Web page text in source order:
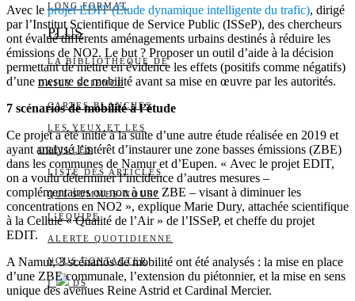
LONG FORMAT
PLUS
LA BIBLIOTHÈQUE DE
DAILY SCIENCE
CARTES BLANCHES
LES YEUX ET LES
OREILLES
LISTE DES ARTICLES
QUI SOMMES-NOUS?
L’ÉQUIPE
ALERTE QUOTIDIENNE
NOUS CONTACTER
I DS
Avec le projet EDIT (Étude dynamique intelligente du trafic), dirigé
par l’Institut Scientifique de Service Public (ISSeP), des chercheurs
ont évalué différents aménagements urbains destinés à réduire les
émissions de NO2. Le but ? Proposer un outil d’aide à la décision
permettant de mettre en évidence les effets (positifs comme négatifs)
d’une mesure de mobilité avant sa mise en œuvre par les autorités.
7 scénarios de mobilité à l’étude
Ce projet a été initié à la suite d’une autre étude réalisée en 2019 et
ayant analysé l’intérêt d’instaurer une zone basses émissions (ZBE)
dans les communes de Namur et d’Eupen. « Avec le projet EDIT,
on a voulu déterminer l’incidence d’autres mesures –
complémentaires ou non à une ZBE – visant à diminuer les
concentrations en NO2 », explique Marie Dury, attachée scientifique
à la Cellule « Qualité de l’Air » de l’ISSeP, et cheffe du projet
EDIT.
A Namur, 3 scénarios de mobilité ont été analysés : la mise en place
d’une ZBE communale, l’extension du piétonnier, et la mise en sens
unique des avenues Reine Astrid et Cardinal Mercier.